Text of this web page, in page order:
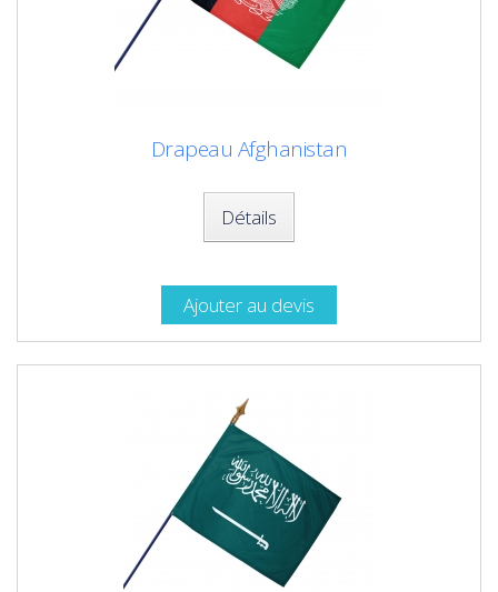
Drapeau Afghanistan
Détails
Ajouter au devis